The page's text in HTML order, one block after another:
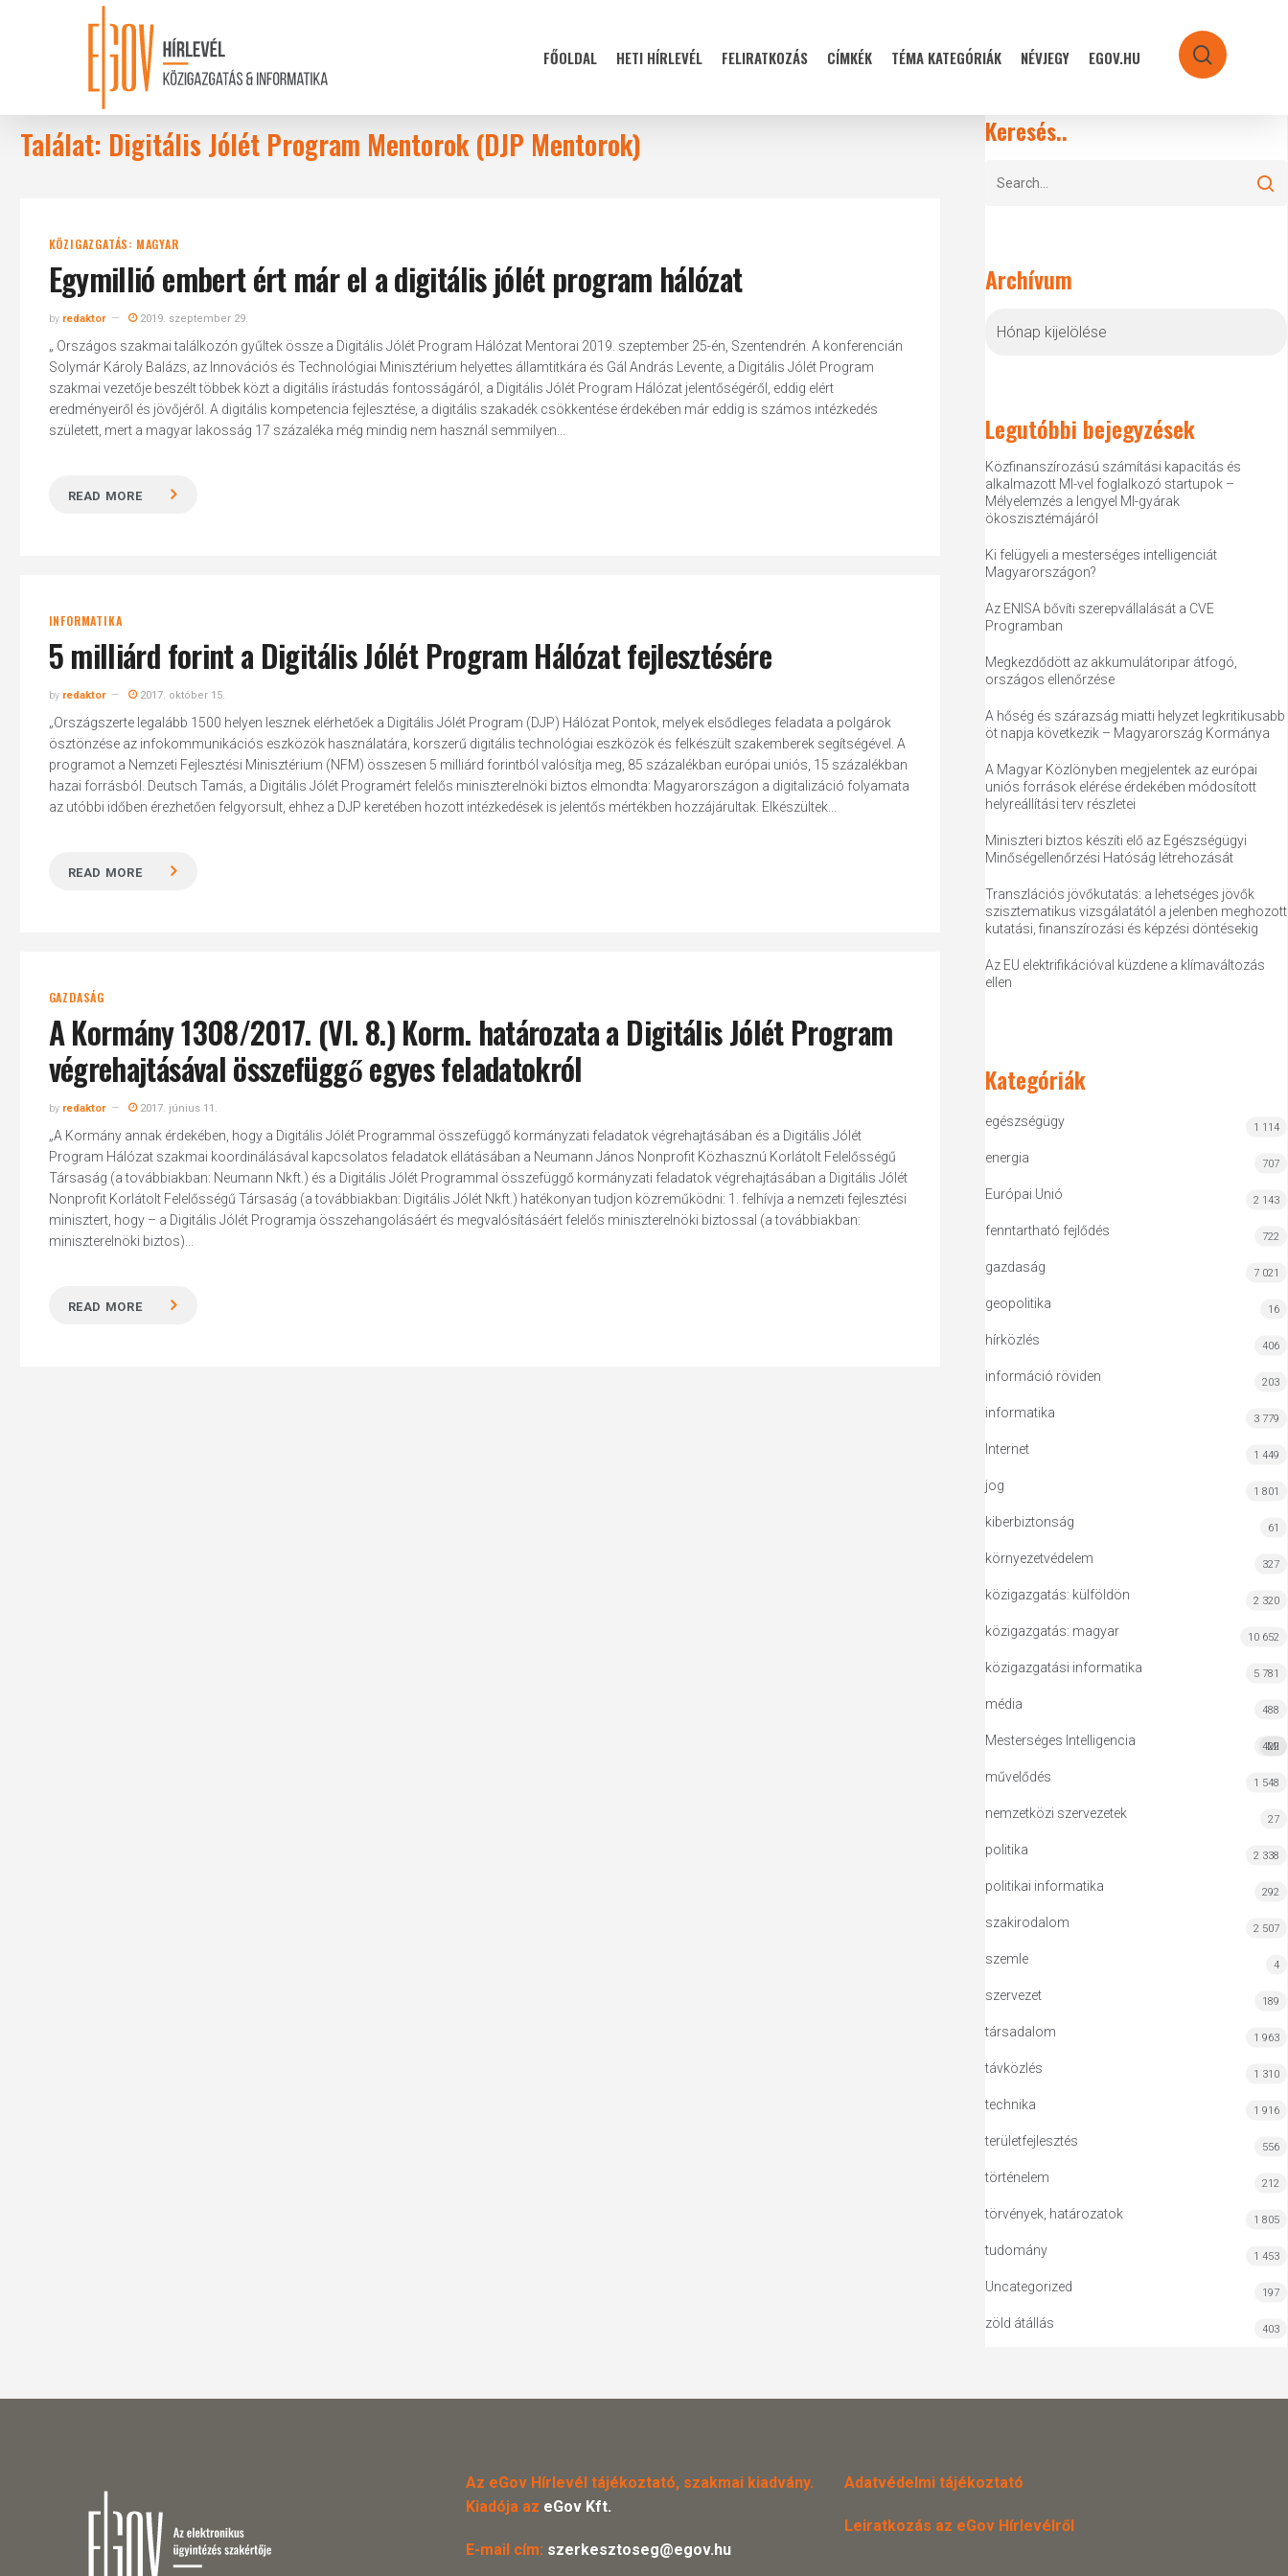
FŐOLDAL HETI HÍRLEVÉL FELIRATKOZÁS CÍMKÉK TÉMA KATEGÓRIÁK NÉVJEGY EGOV.HU search
Találat: Digitális Jólét Program Mentorok (DJP Mentorok)
KÖZIGAZGATÁS: MAGYAR
Egymillió embert ért már el a digitális jólét program hálózat
by redaktor 2019. szeptember 29.
„ Országos szakmai találkozón gyűltek össze a Digitális Jólét Program Hálózat Mentorai 2019. szeptember 25-én, Szentendrén. A konferencián
Solymár Károly Balázs, az Innovációs és Technológiai Minisztérium helyettes államtitkára és Gál András Levente, a Digitális Jólét Program
szakmai vezetője beszélt többek közt a digitális írástudás fontosságáról, a Digitális Jólét Program Hálózat jelentőségéről, eddig elért
eredményeiről és jövőjéről. A digitális kompetencia fejlesztése, a digitális szakadék csökkentése érdekében már eddig is számos intézkedés
született, mert a magyar lakosság 17 százaléka még mindig nem használ semmilyen...
READ MORE
INFORMATIKA
5 milliárd forint a Digitális Jólét Program Hálózat fejlesztésére
by redaktor 2017. október 15.
„Országszerte legalább 1500 helyen lesznek elérhetőek a Digitális Jólét Program (DJP) Hálózat Pontok, melyek elsődleges feladata a polgárok
ösztönzése az infokommunikációs eszközök használatára, korszerű digitális technológiai eszközök és felkészült szakemberek segítségével. A
programot a Nemzeti Fejlesztési Minisztérium (NFM) összesen 5 milliárd forintból valósítja meg, 85 százalékban európai uniós, 15 százalékban
hazai forrásból. Deutsch Tamás, a Digitális Jólét Programért felelős miniszterelnöki biztos elmondta: Magyarországon a digitalizáció folyamata
az utóbbi időben érezhetően felgyorsult, ehhez a DJP keretében hozott intézkedések is jelentős mértékben hozzájárultak. Elkészültek...
READ MORE
GAZDASÁG
A Kormány 1308/2017. (VI. 8.) Korm. határozata a Digitális Jólét Program
végrehajtásával összefüggő egyes feladatokról
by redaktor 2017. június 11.
„A Kormány annak érdekében, hogy a Digitális Jólét Programmal összefüggő kormányzati feladatok végrehajtásában és a Digitális Jólét
Program Hálózat szakmai koordinálásával kapcsolatos feladatok ellátásában a Neumann János Nonprofit Közhasznú Korlátolt Felelősségű
Társaság (a továbbiakban: Neumann Nkft.) és a Digitális Jólét Programmal összefüggő kormányzati feladatok végrehajtásában a Digitális Jólét
Nonprofit Korlátolt Felelősségű Társaság (a továbbiakban: Digitális Jólét Nkft.) hatékonyan tudjon közreműködni: 1. felhívja a nemzeti fejlesztési
minisztert, hogy – a Digitális Jólét Programja összehangolásáért és megvalósításáért felelős miniszterelnöki biztossal (a továbbiakban:
miniszterelnöki biztos)...
READ MORE
Keresés..
Archívum
Legutóbbi bejegyzések
Közfinanszírozású számítási kapacitás és
alkalmazott MI-vel foglalkozó startupok –
Mélyelemzés a lengyel MI-gyárak
ökoszisztémájáról
Ki felügyeli a mesterséges intelligenciát
Magyarországon?
Az ENISA bővíti szerepvállalását a CVE
Programban
Megkezdődött az akkumulátoripar átfogó,
országos ellenőrzése
A hőség és szárazság miatti helyzet legkritikusabb
öt napja következik – Magyarország Kormánya
A Magyar Közlönyben megjelentek az európai
uniós források elérése érdekében módosított
helyreállítási terv részletei
Miniszteri biztos készíti elő az Egészségügyi
Minőségellenőrzési Hatóság létrehozását
Transzlációs jövőkutatás: a lehetséges jövők
szisztematikus vizsgálatától a jelenben meghozott
kutatási, finanszírozási és képzési döntésekig
Az EU elektrifikációval küzdene a klímaváltozás
ellen
Kategóriák
egészségügy 1 114
energia 707
Európai Unió 2 143
fenntartható fejlődés 722
gazdaság 7 021
geopolitika 16
hírközlés 406
információ röviden 203
informatika 3 779
Internet 1 449
jog 1 801
kiberbiztonság 61
környezetvédelem 327
közigazgatás: külföldön 2 320
közigazgatás: magyar 10 652
közigazgatási informatika 5 781
média 488
Mesterséges Intelligencia MI
422
művelődés 1 548
nemzetközi szervezetek 27
politika 2 338
politikai informatika 292
szakirodalom 2 507
szemle 4
szervezet 189
társadalom 1 963
távközlés 1 310
technika 1 916
területfejlesztés 556
történelem 212
törvények, határozatok 1 805
tudomány 1 453
Uncategorized 197
zöld átállás 403
Az eGov Hírlevél tájékoztató, szakmai kiadvány.
Kiadója az eGov Kft.
E-mail cím: szerkesztoseg@egov.hu
Adatvédelmi tájékoztató
Leiratkozás az eGov Hírlevélről